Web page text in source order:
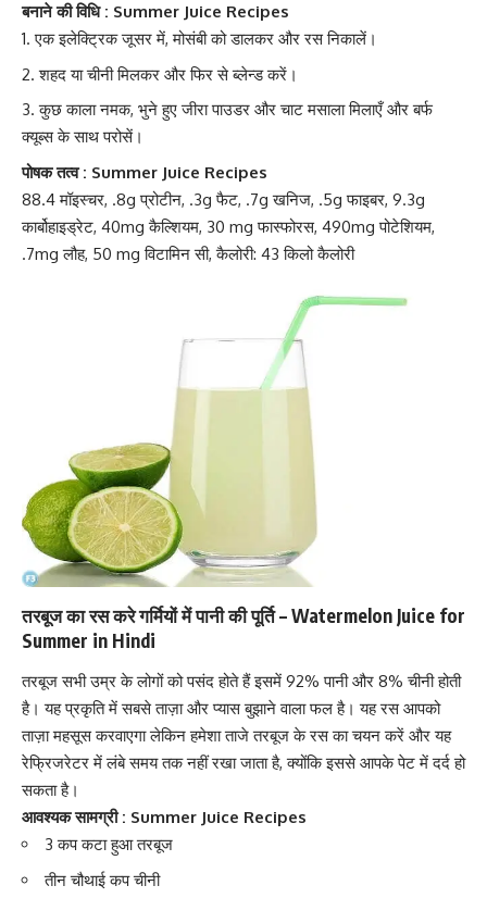
बनाने की विधि : Summer Juice Recipes
एक इलेक्ट्रिक जूसर में,मोसंबीको डालकर और रस निकालें।
शहद या चीनी मिलकर और फिर से ब्लेन्ड करें।
कुछ काला नमक, भुने हुए जीरा पाउडर और चाट मसाला मिलाएँ और बर्फ
क्यूब्स के साथ परोसें।
पोषक तत्व : Summer Juice Recipes
88.4 मॉइस्चर, .8g प्रोटीन, .3g फैट, .7g खनिज, .5g फाइबर, 9.3g
कार्बोहाइड्रेट, 40mg कैल्शियम, 30 mg फास्फोरस, 490mg पोटेशियम,
.7mg लौह, 50 mgविटामिन सी, कैलोरी: 43 किलो कैलोरी
तरबूज का रस करे गर्मियों में पानी की पूर्ति – Watermelon Juice for
Summer in Hindi
तरबूजसभी उम्र के लोगों को पसंद होते हैं इसमें 92% पानी और 8% चीनी होती
है। यह प्रकृति में सबसे ताज़ा और प्यास बुझाने वाला फल है। यह रस आपको
ताज़ा महसूस करवाएगा लेकिन हमेशा ताजेतरबूज के रसका चयन करें और यह
रेफ्रिजरेटर में लंबे समय तक नहीं रखा जाता है, क्योंकि इससे आपके पेट में दर्द हो
सकता है।
आवश्यक सामग्री : Summer Juice Recipes
3 कप कटा हुआतरबूज
तीन चौथाई कप चीनी